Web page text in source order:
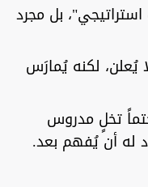
بل مجرد
يُعلن، لكنه يُمارَس
تخلٍ مدروس
له أن يُفهم بعد.